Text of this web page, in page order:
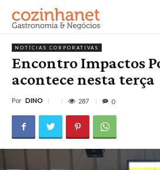
NOTÍCIAS CORPORATIVAS
Encontro Impactos
acontece nesta terça
Por DINO 287 0